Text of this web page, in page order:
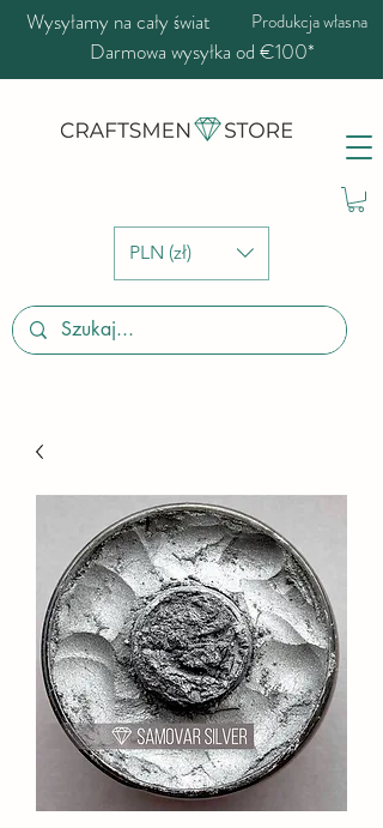
PLN (zł)
Wysyłamy na cały świat Produkcja własna
Darmowa wysyłka od €100*